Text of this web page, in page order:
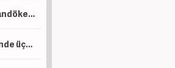
TESK Genel Başkanı Palandöken: Yapılandırma önemli bir fırsat
Malezya Korvet Projesi'nde üçüncü gemi törenle denize indirildi